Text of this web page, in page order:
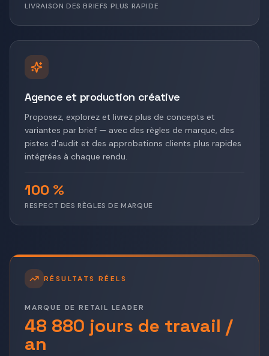
LIVRAISON DES BRIEFS PLUS RAPIDE
Agence et production créative
Proposez, explorez et livrez plus de concepts et
variantes par brief — avec des règles de marque, des
pistes d'audit et des approbations clients plus rapides
intégrées à chaque rendu.
100 %
RESPECT DES RÈGLES DE MARQUE
RÉSULTATS RÉELS
MARQUE DE RETAIL LEADER
48 880 jours de travail /
an